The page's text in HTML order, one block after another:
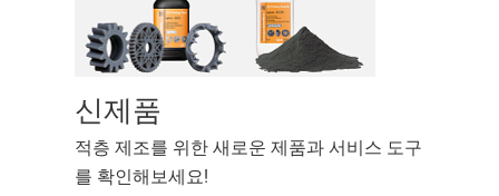
신제품
적층 제조를 위한 새로운 제품과 서비스 도구
를 확인해보세요!